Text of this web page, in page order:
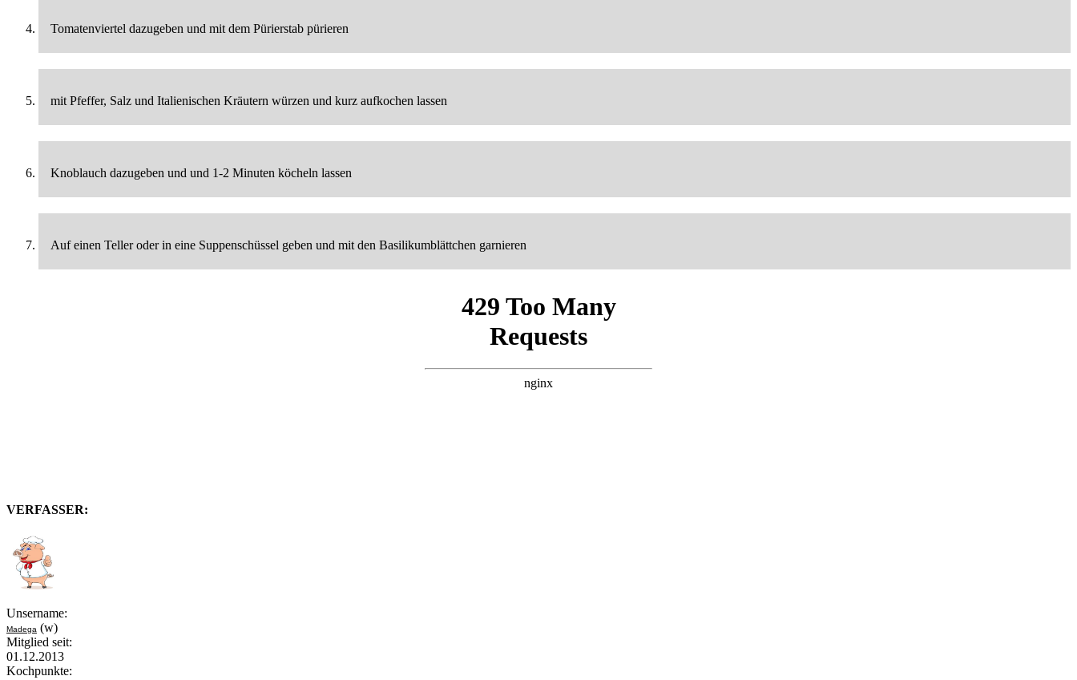
Tomatenviertel dazugeben und mit dem Pürierstab pürieren
mit Pfeffer, Salz und Italienischen Kräutern würzen und kurz aufkochen lassen
Knoblauch dazugeben und und 1-2 Minuten köcheln lassen
Auf einen Teller oder in eine Suppenschüssel geben und mit den Basilikumblättchen garnieren
VERFASSER:
Unsername:
Madega (w)
Mitglied seit:
01.12.2013
Kochpunkte: